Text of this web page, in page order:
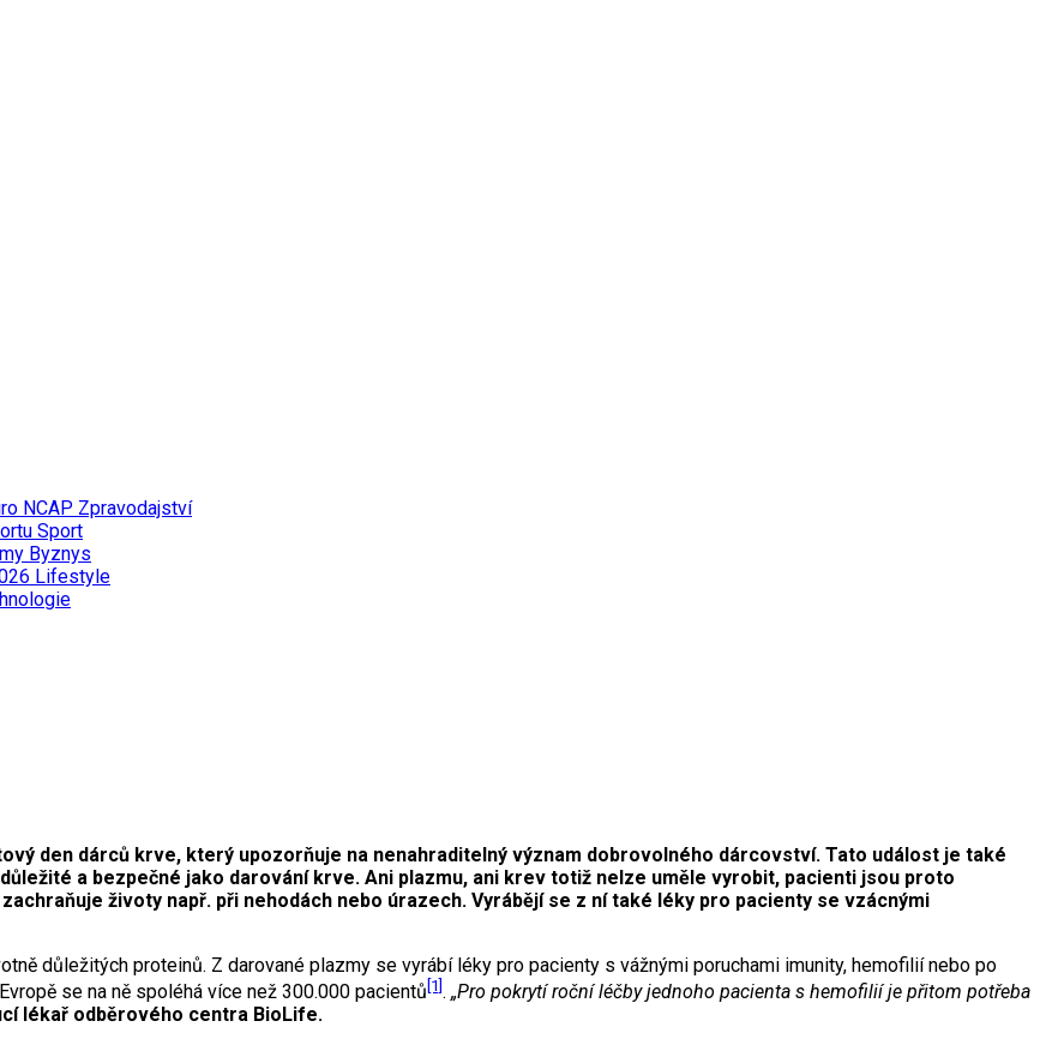
NCAP Zpravodajství
Sport
Byznys
Lifestyle
den dárců krve, který upozorňuje na nenahraditelný význam dobrovolného dárcovství. Tato událost je také
a bezpečné jako darování krve. Ani plazmu, ani krev totiž nelze uměle vyrobit, pacienti jsou proto
životy např. při nehodách nebo úrazech. Vyrábějí se z ní také léky pro pacienty se vzácnými
důležitých proteinů. Z darované plazmy se vyrábí léky pro pacienty s vážnými poruchami imunity, hemofilií nebo po
se na ně spoléhá více než 300.000 pacientů [1] . „Pro pokrytí roční léčby jednoho pacienta s hemofilií je přitom potřeba
lékař odběrového centra BioLife.